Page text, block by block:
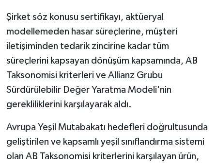
Şirket söz konusu sertifikayı, aktüeryal
modellemeden hasar süreçlerine, müşteri
iletişiminden tedarik zincirine kadar tüm
süreçlerini kapsayan dönüşüm kapsamında, AB
Taksonomisi kriterleri ve Allianz Grubu
Sürdürülebilir Değer Yaratma Modeli'nin
gerekliliklerini karşılayarak aldı.
Avrupa Yeşil Mutabakatı hedefleri doğrultusunda
geliştirilen ve kapsamlı yeşil sınıflandırma sistemi
olan AB Taksonomisi kriterlerini karşılayan ürün,